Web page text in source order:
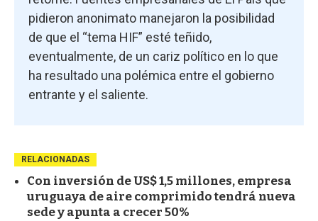
pidieron anonimato manejaron la posibilidad
de que el “tema HIF” esté teñido,
eventualmente, de un cariz político en lo que
ha resultado una polémica entre el gobierno
entrante y el saliente.
RELACIONADAS
Con inversión de US$ 1,5 millones, empresa
uruguaya de aire comprimido tendrá nueva
sede y apunta a crecer 50%